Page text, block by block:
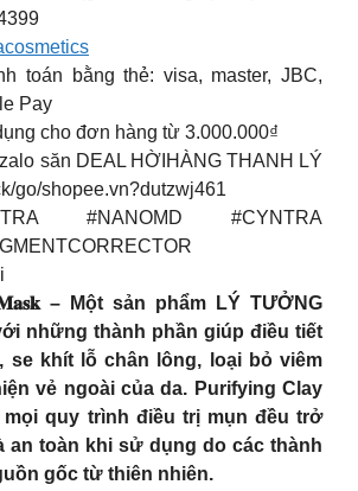
toán bằng thẻ: visa, master, JBC,
Pay
cho đơn hàng từ 3.000.000₫
săn DEAL HỜIHÀNG THANH LÝ
go/shopee.vn?dutzwj461
#NANOMD #CYNTRA
𝐌𝐚𝐬𝐤 – Một sản phẩm LÝ TƯỞNG
những thành phần giúp điều tiết
se khít lỗ chân lông, loại bỏ viêm
vẻ ngoài của da. Purifying Clay
mọi quy trình điều trị mụn đều trở
an toàn khi sử dụng do các thành
gốc từ thiên nhiên.